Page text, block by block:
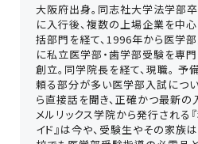
大阪府出身。同志社大学法学部卒
に入行後、複数の上場企業を中
括部門を経て、1996年から医学
に私立医学部・歯学部受験を専
創立。同学院長を経て、現職。
頼る部分が多い医学部入試につ
ら直接話を聞き、正確かつ最新の
メルリックス学院から発行され
イド』は今や、受験生やその家族
著者一覧
ログイン